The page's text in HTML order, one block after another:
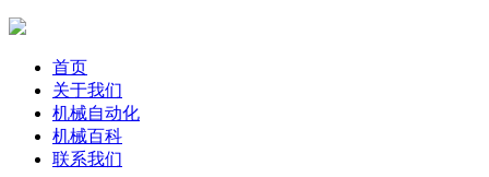
首页
关于我们
机械自动化
机械百科
联系我们